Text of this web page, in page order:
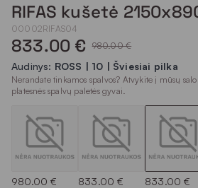
RIFAS kušetė
00002RIFAS04
833.00 € 980.00 €
Audinys: ROSS | 10 | Šviesiai pilka
Nerandate tinkamos spalvos? Atvykite į mūsų
platesnės spalvų paletės gyvai.
980.00 € 833.00 € 833.00 €